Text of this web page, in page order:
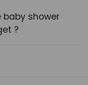
shower
?